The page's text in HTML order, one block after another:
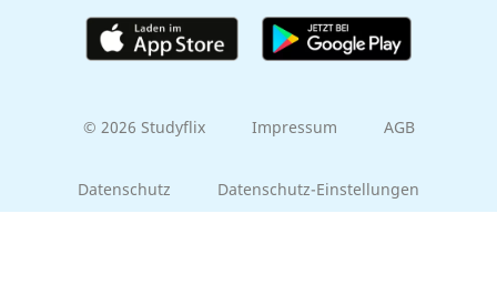
© 2026 Studyflix Impressum AGB
Datenschutz Datenschutz-Einstellungen